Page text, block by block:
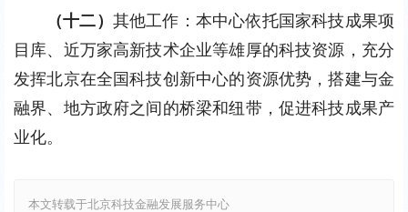
（十二） 其他工作：本中心依托国家科技成果项
目库、近万家高新技术企业等雄厚的科技资源，充分
发挥北京在全国科技创新中心的资源优势，搭建与金
融界、地方政府之间的桥梁和纽带，促进科技成果产
业化。
本文转载于北京科技金融发展服务中心